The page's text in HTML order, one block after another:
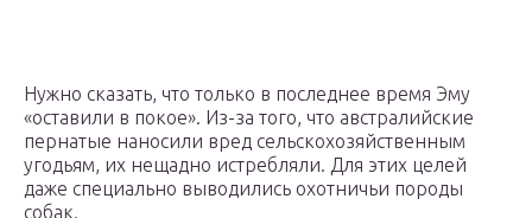
Нужно сказать, что только в последнее время Эму
«оставили в покое». Из-за того, что австралийские
пернатые наносили вред сельскохозяйственным
угодьям, их нещадно истребляли. Для этих целей
даже специально выводились охотничьи породы
собак.